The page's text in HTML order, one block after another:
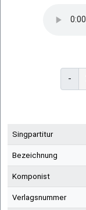
-
Singpartitur
Bezeichnung
Komponist
Verlagsnummer